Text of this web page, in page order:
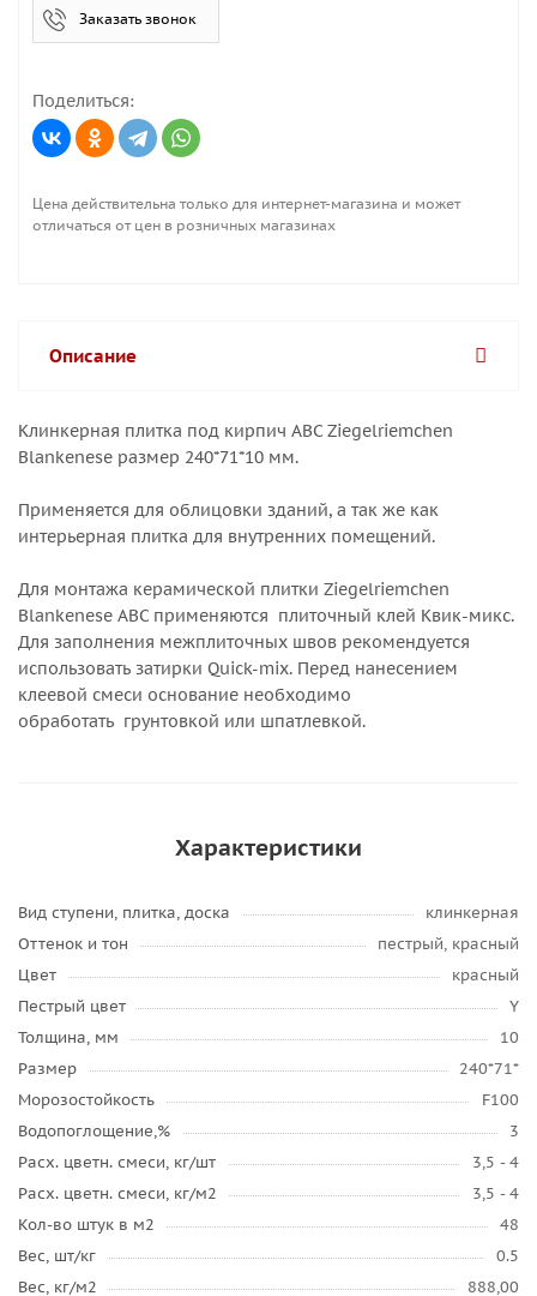
Заказать звонок
Поделиться:
Цена действительна только для интернет-магазина и может
отличаться от цен в розничных магазинах
Описание
Клинкерная плитка под кирпич ABC Ziegelriemchen
Blankenese размер 240*71*10 мм.
Применяется для облицовки зданий, а так же как
интерьерная плитка для внутренних помещений.
Для монтажа керамической плитки Ziegelriemchen
Blankenese АВС применяются плиточный клей Квик-микс.
Для заполнения межплиточных швов рекомендуется
использовать затирки Quick-mix. Перед нанесением
клеевой смеси основание необходимо
обработать грунтовкой или шпатлевкой.
Характеристики
Вид ступени, плитка, доска
клинкерная
Оттенок и тон
пестрый, красный
Цвет
красный
Пестрый цвет
Y
Толщина, мм
10
Размер
240*71*
Морозостойкость
F100
Водопоглощение,%
3
Расх. цветн. смеси, кг/шт
3,5 - 4
Расх. цветн. смеси, кг/м2
3,5 - 4
Кол-во штук в м2
48
Вес, шт/кг
0.5
Вес, кг/м2
888,00